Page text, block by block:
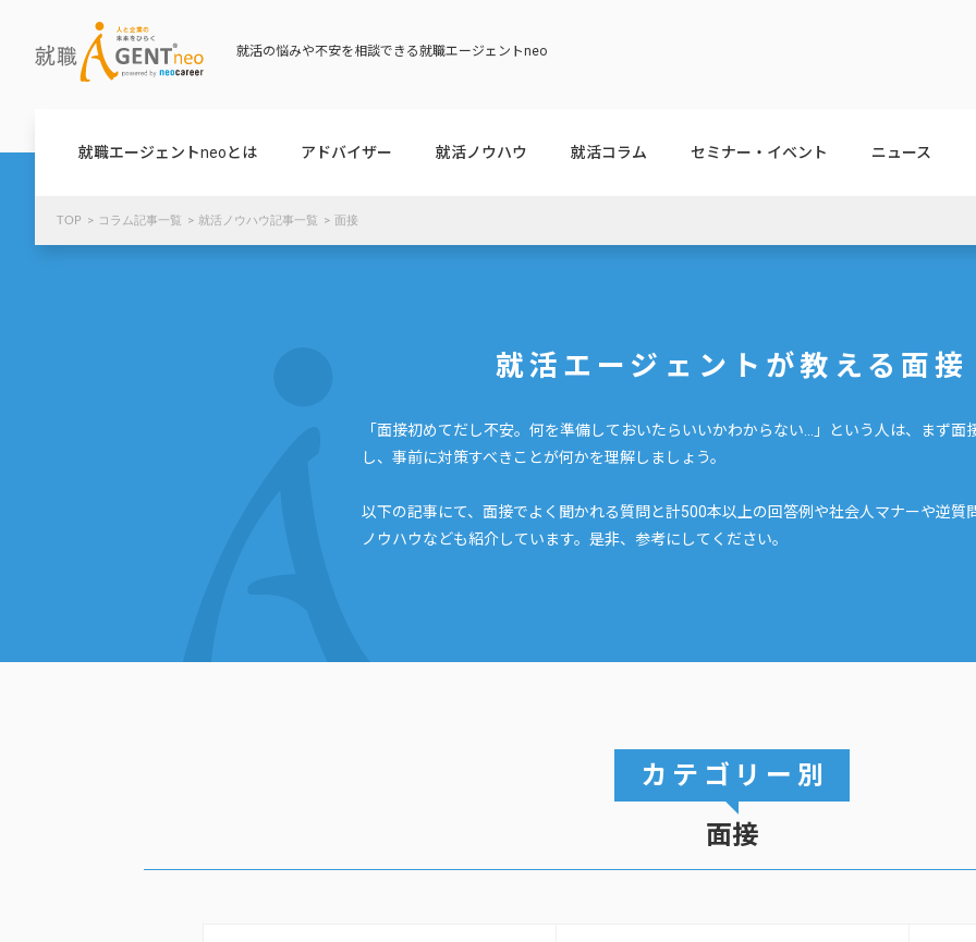
就活の悩みや不安を相談できる就職エージェントneo
就職エージェントneoとは アドバイザー 就活ノウハウ 就活コラム セミナー・イベント ニュース
TOP コラム記事一覧 就活ノウハウ記事一覧 面接
就活エージェントが教える面接
「面接初めてだし不安。何を準備しておいたらいいかわからない...」という人は、まず面
し、事前に対策すべきことが何かを理解しましょう。
以下の記事にて、面接でよく聞かれる質問と計500本以上の回答例や社会人マナーや逆質
ノウハウなども紹介しています。是非、参考にしてください。
カテゴリー別
面接